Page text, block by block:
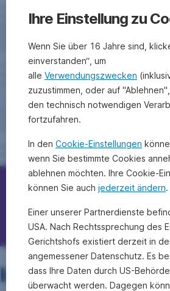
Erste Bank/Sparkassen
Fragen, Ideen,
Investment-
Ihre Einstellung zu
Wenn Sie über 16 Jahre sind,
einverstanden“, um
alle Verwendungszwecken
zuzustimmen, oder auf
den technisch notwendigen
fortzufahren.
In den Cookie-Einstellungen
wenn Sie bestimmte Cookies
ablehnen möchten. Ihre Cookie-
können Sie auch jederzeit ändern.
Einer unserer Partnerdienste
USA. Nach Rechtssprechung des
Gerichtshofs existiert derzeit in
angemessener Datenschutz. Es
dass Ihre Daten durch US-
überwacht werden. Dagegen